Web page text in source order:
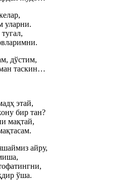
уларни.
дўстим,
таскин…
этай,
бир тан?
мақтай,
айру,
ўша.